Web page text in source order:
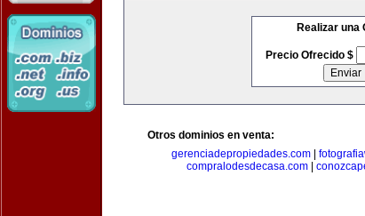
Realizar una
Precio Ofrecido $
Otros dominios en venta:
gerenciadepropiedades.com|
compralodesdecasa.com